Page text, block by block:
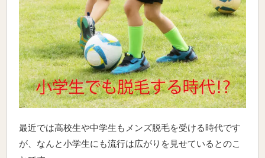
最近では高校生や中学生もメンズ脱毛を受ける時代です
が、なんと小学生にも流行は広がりを見せているとのこ